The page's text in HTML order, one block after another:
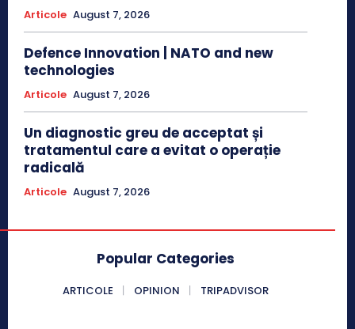
Articole August 7, 2026
Defence Innovation | NATO and new
technologies
Articole August 7, 2026
Un diagnostic greu de acceptat și
tratamentul care a evitat o operație
radicală
Articole August 7, 2026
Popular Categories
ARTICOLE OPINION TRIPADVISOR